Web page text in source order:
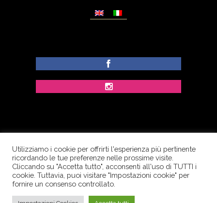
© Copyright Dolcezze di Ferrentino A. - P.IVA
IT02609400656 - Tutti i diritti riservati.
Corso Palatucci, 65 - 84013 Cava de’ Tirreni (SA) -
Italia
Utilizziamo i cookie per offrirti l'esperienza più pertinente
ricordando le tue preferenze nelle prossime visite.
Cliccando su "Accetta tutto", acconsenti all'uso di TUTTI i
cookie. Tuttavia, puoi visitare "Impostazioni cookie" per
fornire un consenso controllato.